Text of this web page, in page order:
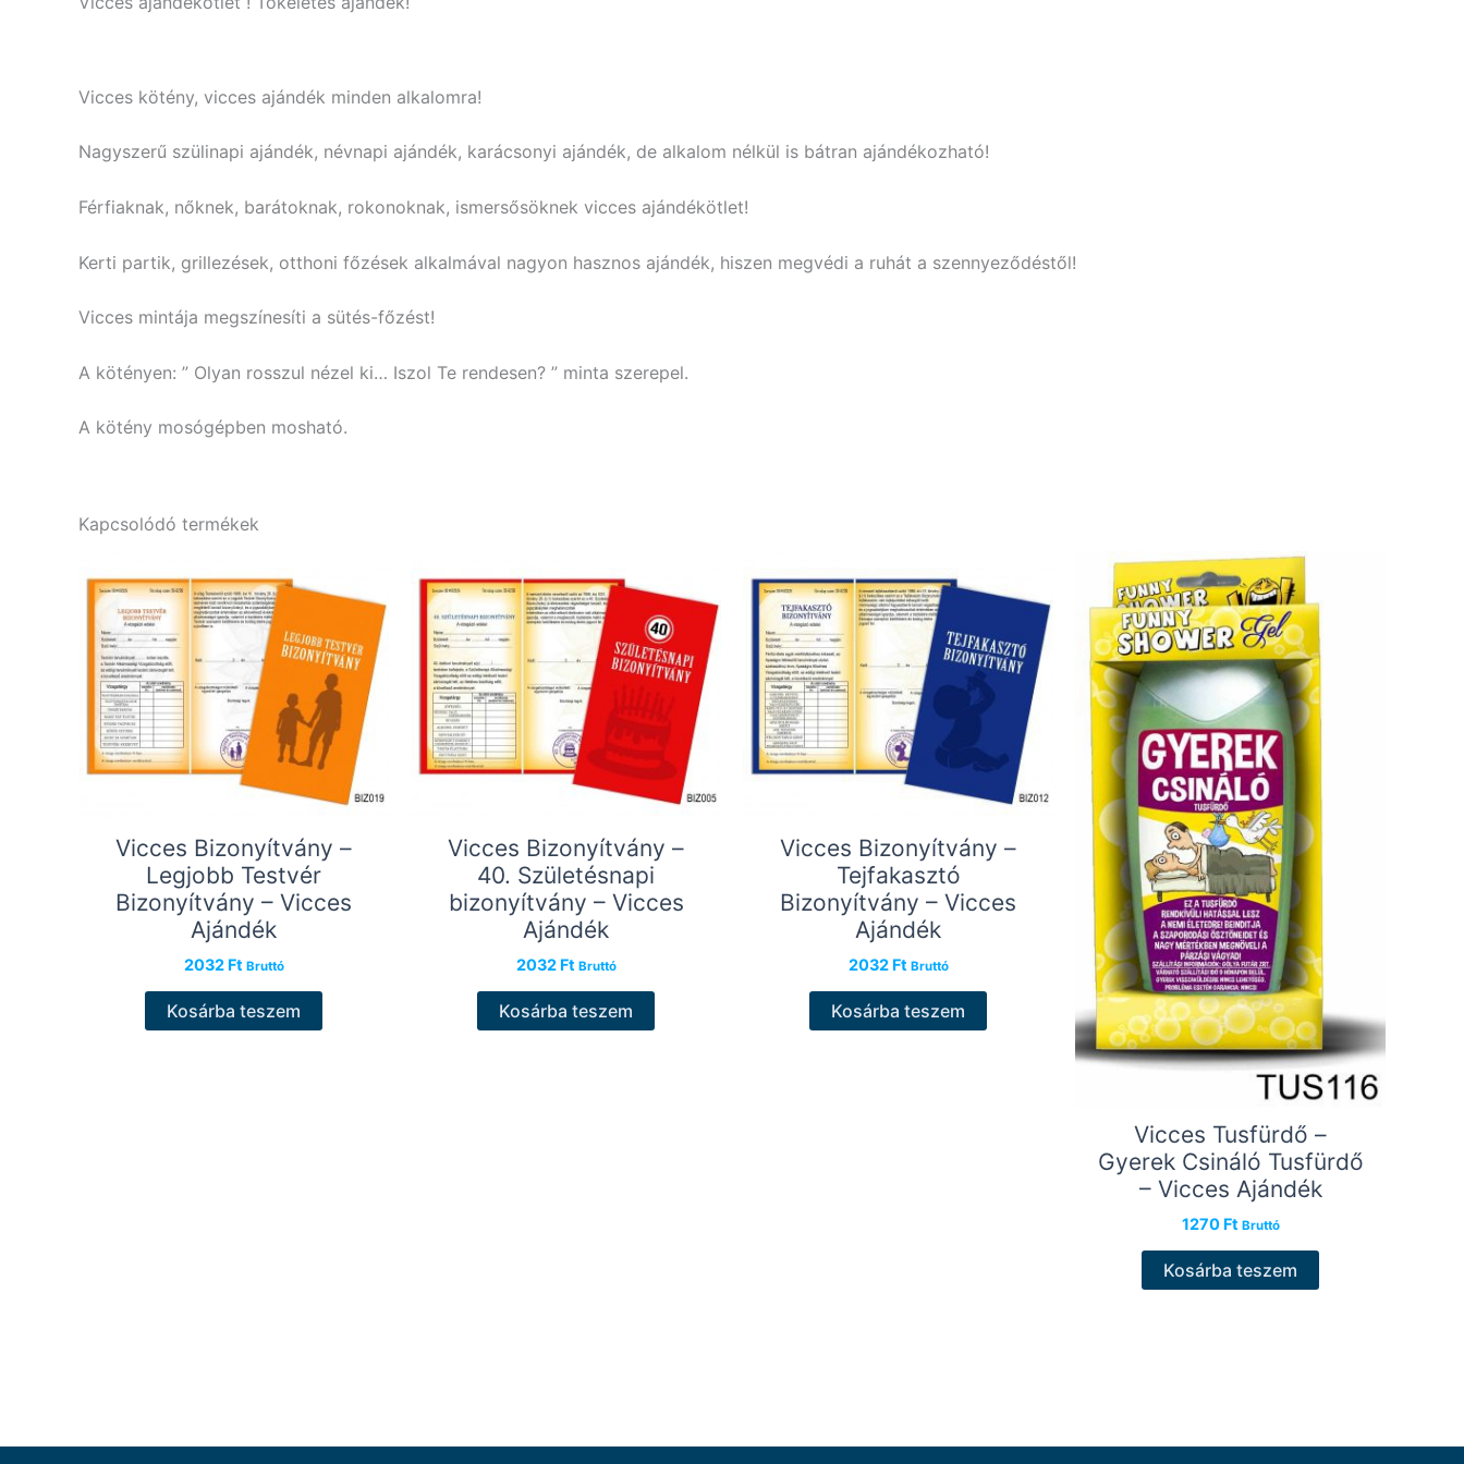
Vicces kötény, vicces ajándék minden alkalomra!
Nagyszerű szülinapi ajándék, névnapi ajándék, karácsonyi ajándék, de alkalom nélkül is bátran ajándékozható!
Férfiaknak, nőknek, barátoknak, rokonoknak, ismersősöknek vicces ajándékötlet!
Kerti partik, grillezések, otthoni főzések alkalmával nagyon hasznos ajándék, hiszen megvédi a ruhát a szennyeződéstől!
Vicces mintája megszínesíti a sütés-főzést!
A kötényen: ” Olyan rosszul nézel ki… Iszol Te rendesen? ” minta szerepel.
A kötény mosógépben mosható.
Kapcsolódó termékek
Vicces Bizonyítvány –
Legjobb Testvér
Bizonyítvány – Vicces
Ajándék
2032 Ft Bruttó
Kosárba teszem
Vicces Bizonyítvány –
40. Születésnapi
bizonyítvány – Vicces
Ajándék
2032 Ft Bruttó
Kosárba teszem
Vicces Bizonyítvány –
Tejfakasztó
Bizonyítvány – Vicces
Ajándék
2032 Ft Bruttó
Kosárba teszem
Vicces Tusfürdő –
Gyerek Csináló Tusfürdő
– Vicces Ajándék
1270 Ft Bruttó
Kosárba teszem